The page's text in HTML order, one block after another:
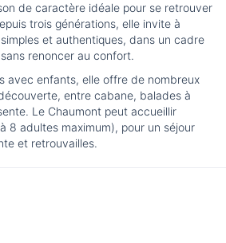
de caractère idéale pour se retrouver
trois générations, elle invite à
et authentiques, dans un cadre
renoncer au confort.
avec enfants, elle offre de nombreux
entre cabane, balades à
Le Chaumont peut accueillir
8 adultes maximum), pour un séjour
et retrouvailles.